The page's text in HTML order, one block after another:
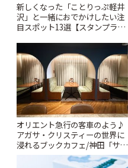
新しくなった「ことりっぷ軽井
沢」と一緒におでかけしたい注
目スポット13選【スタンプラリ
オリエント急行の客車のよう♪
アガサ・クリスティーの世界に
浸れるブックカフェ/神田「サロ
ンクリスティ」 | ことりっぷ